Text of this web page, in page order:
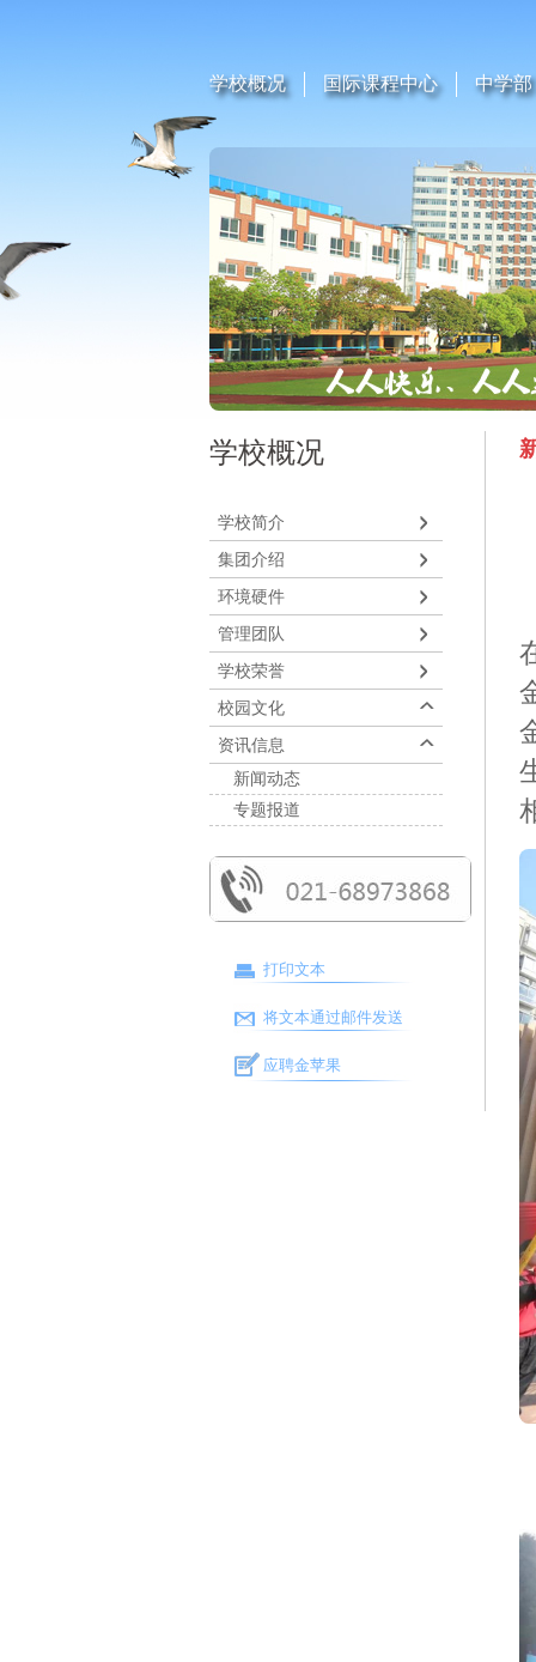
学校概况 国际课程中心 中学部
学校概况
学校简介
集团介绍
环境硬件
管理团队
学校荣誉
校园文化
资讯信息
新闻动态
专题报道
打印文本
将文本通过邮件发送
应聘金苹果